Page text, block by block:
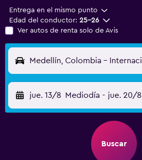
Entrega en el mismo punto
Edad del conductor: 25-26
Ver autos de renta solo de Avis
jue. 13/8 Mediodía - jue. 20/8
Buscar